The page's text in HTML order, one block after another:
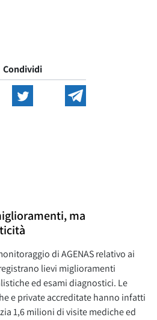
Condividi
ma
di AGENAS relativo ai
lievi miglioramenti
ed esami diagnostici. Le
e private accreditate hanno infatti
1,6 milioni di visite mediche ed